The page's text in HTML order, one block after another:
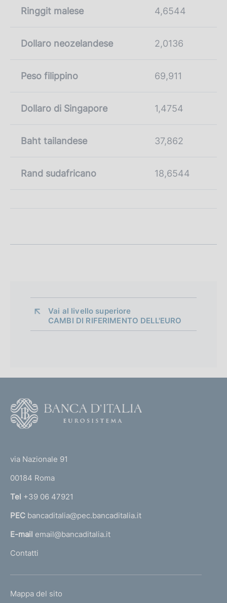
Ringgit malese 4,6544
Dollaro neozelandese 2,0136
Peso filippino 69,911
Dollaro di Singapore 1,4754
Baht tailandese 37,862
Rand sudafricano 18,6544
Vai al livello superiore
CAMBI DI RIFERIMENTO DELL'EURO
r
n
a
l
'
m
via Nazionale 91
00184 Roma
Tel +39 06 47921
PEC bancaditalia@pec.bancaditalia.it
E-mail email@bancaditalia.it
Contatti
L
Mappa del sito